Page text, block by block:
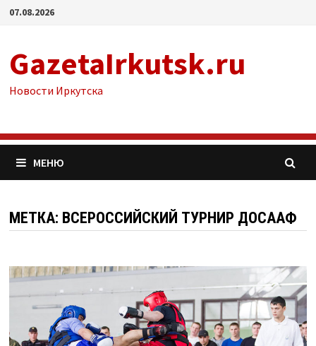
Перейти
07.08.2026
GazetaIrkutsk.ru
Новости Иркутска
МЕНЮ
МЕТКА: ВСЕРОССИЙСКИЙ ТУРНИР ДОСААФ